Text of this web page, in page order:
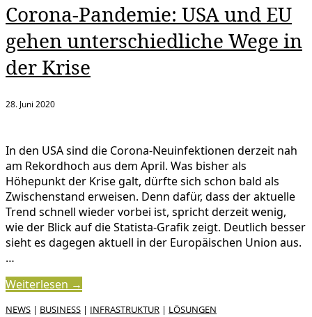
Corona-Pandemie: USA und EU
gehen unterschiedliche Wege in
der Krise
28. Juni 2020
In den USA sind die Corona-Neuinfektionen derzeit nah
am Rekordhoch aus dem April. Was bisher als
Höhepunkt der Krise galt, dürfte sich schon bald als
Zwischenstand erweisen. Denn dafür, dass der aktuelle
Trend schnell wieder vorbei ist, spricht derzeit wenig,
wie der Blick auf die Statista-Grafik zeigt. Deutlich besser
sieht es dagegen aktuell in der Europäischen Union aus.
…
Weiterlesen →
NEWS | BUSINESS | INFRASTRUKTUR | LÖSUNGEN